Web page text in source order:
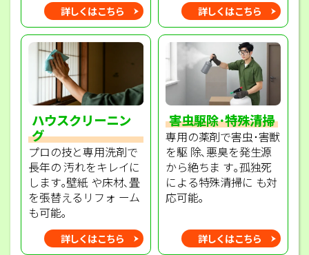
詳しくはこちら 詳しくはこちら
ハウスクリーニン
グ
プロの技と専用洗剤で
長年の 汚れをキレイに
します｡壁紙 や床材､畳
を張替えるリフォ ーム
も可能｡
詳しくはこちら
害虫駆除･特殊清掃
専用の薬剤で害虫･害獣
を駆 除､悪臭を発生源
から絶ちま す｡孤独死
による特殊清掃に も対
応可能｡
詳しくはこちら